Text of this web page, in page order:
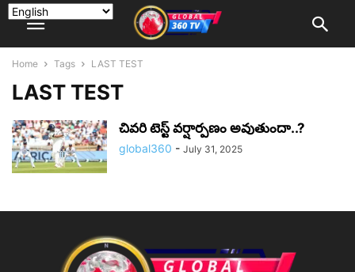
Home Tags LAST TEST
LAST TEST
చివరి టెస్ట్ వర్షార్పణం అవుతుందా..?
global360 - July 31, 2025